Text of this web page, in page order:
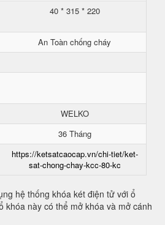
40 * 315 * 220
An Toàn chống cháy
WELKO
36 Tháng
https://ketsatcaocap.vn/chi-tiet/ket-
sat-chong-chay-kcc-80-kc
hệ thống khóa két điện tử với ổ
khóa này có thể mở khóa và mở cánh